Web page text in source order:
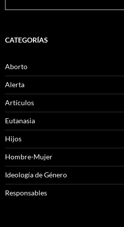
CATEGORÍAS
Aborto
Alerta
Artículos
Eutanasia
Hijos
Hombre-Mujer
Ideología de Género
Responsables